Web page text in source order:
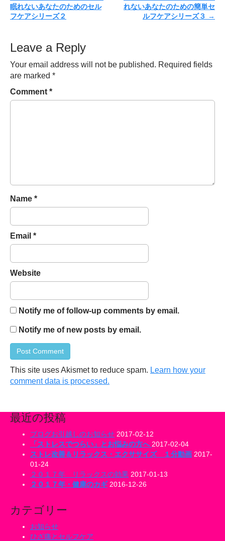
o
s
n
a
v
i
g
眠れないあなたのためのセル
フケアシリーズ２
れないあなたのための簡単セ
ルフケアシリーズ３ →
Leave a Reply
Your email address will not be published. Required fields
are marked *
Comment *
Name *
Email *
Website
Notify me of follow-up comments by email.
Notify me of new posts by email.
This site uses Akismet to reduce spam. Learn how your
comment data is processed.
最近の投稿
ブログお引越しのお知らせ 2017-02-12
「ストレスでつらい」とお悩みの方へ 2017-02-04
ストレ改善＆リラックス・エクササイズ １分動画 2017-
01-24
２０１７年 リラックスの効果 2017-01-13
２０１７年・健康のカギ 2016-12-26
カテゴリー
お知らせ
ひざ痛とセルフケア